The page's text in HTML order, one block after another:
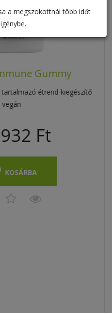
a megszokottnál több időt
Gummy
étrend-kiegészítő
Ft